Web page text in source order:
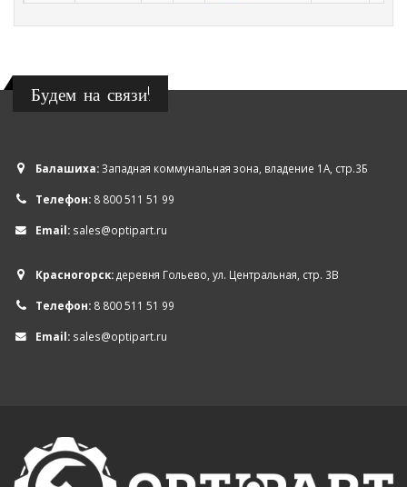
Будем на связи!
Балашиха:Западная коммунальная зона, владение 1А, стр.3Б
Телефон: 8 800 511 51 99
Email: sales@optipart.ru
Красногорск:деревня Гольево, ул. Центральная, стр. 3В
Телефон: 8 800 511 51 99
Email: sales@optipart.ru